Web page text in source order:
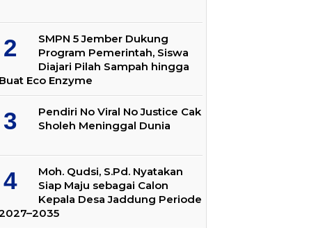
SMPN 5 Jember Dukung
Program Pemerintah, Siswa
Diajari Pilah Sampah hingga
Buat Eco Enzyme
Pendiri No Viral No Justice Cak
Sholeh Meninggal Dunia
Moh. Qudsi, S.Pd. Nyatakan
Siap Maju sebagai Calon
Kepala Desa Jaddung Periode